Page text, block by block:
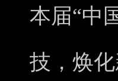
本届“中
技，焕